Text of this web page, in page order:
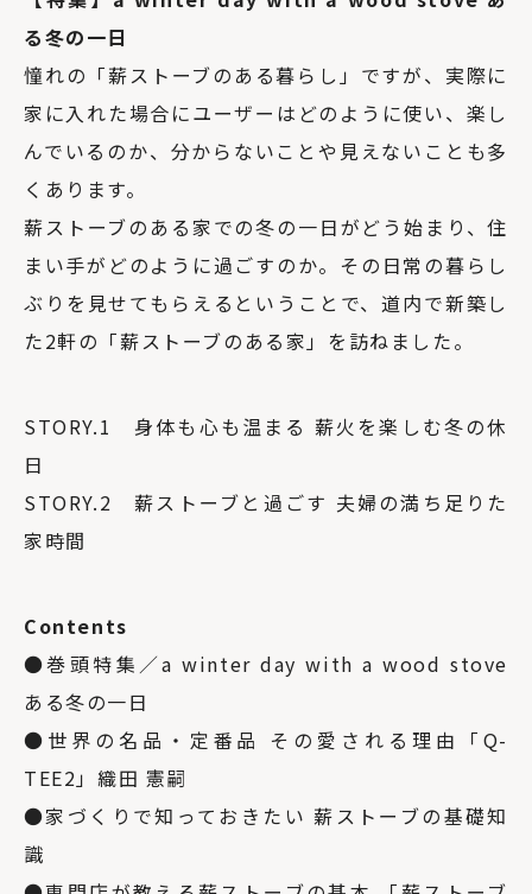
る冬の一日
憧れの「薪ストーブのある暮らし」ですが、実際に
家に入れた場合にユーザーはどのように使い、楽し
んでいるのか、分からないことや見えないことも多
くあります。
薪ストーブのある家での冬の一日がどう始まり、住
まい手がどのように過ごすのか。その日常の暮らし
ぶりを見せてもらえるということで、道内で新築し
た2軒の「薪ストーブのある家」を訪ねました。
STORY.1 身体も心も温まる 薪火を楽しむ冬の休
日
STORY.2 薪ストーブと過ごす 夫婦の満ち足りた
家時間
Contents
●巻頭特集／a winter day with a wood stove
ある冬の一日
●世界の名品・定番品 その愛される理由「Q-
TEE2」織田 憲嗣
●家づくりで知っておきたい 薪ストーブの基礎知
識